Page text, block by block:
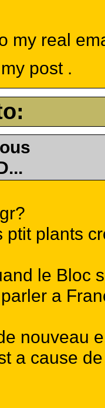
my real
post .
ptit plants
le Bloc
a
nouveau
a cause